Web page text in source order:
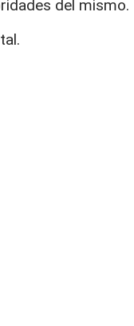
del mismo.